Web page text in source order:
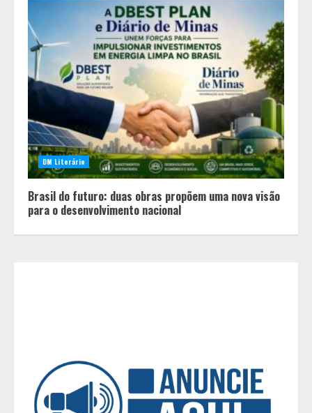
DM Literário
Brasil do futuro: duas obras propõem uma nova visão
para o desenvolvimento nacional
Em ato pelo fim do feminicídio,
Cristo Redentor se iluminou na cor
laranja
Mas nem sempre da mesma forma
5
de vestuário, lista reúne diversas
opções para presentear neste Dia
dos Pais